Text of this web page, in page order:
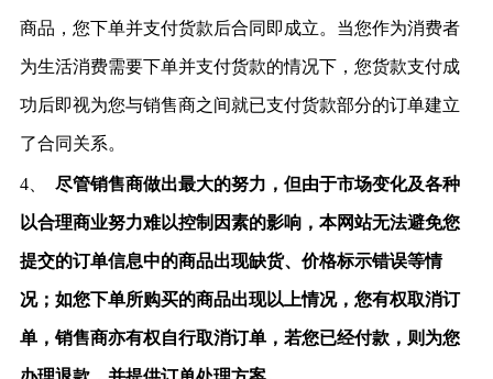
商品，您下单并支付货款后合同即成立。当您作为消费者
为生活消费需要下单并支付货款的情况下，您货款支付成
功后即视为您与销售商之间就已支付货款部分的订单建立
了合同关系。
4、 尽管销售商做出最大的努力，但由于市场变化及各种
以合理商业努力难以控制因素的影响，本网站无法避免您
提交的订单信息中的商品出现缺货、价格标示错误等情
况；如您下单所购买的商品出现以上情况，您有权取消订
单，销售商亦有权自行取消订单，若您已经付款，则为您